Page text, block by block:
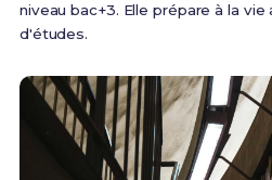
niveau bac+3. Elle prépare à la
d'études.